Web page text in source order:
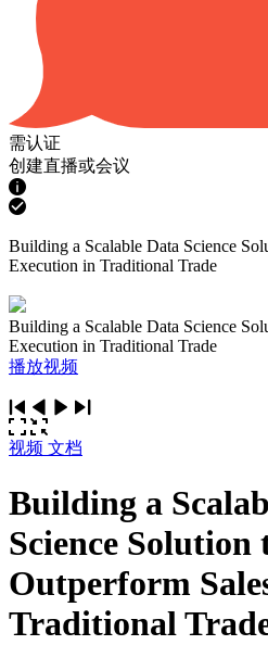
需认证
创建直播或会议
Building a Scalable Data Science
Execution in Traditional Trade
Building a Scalable Data Science
Execution in Traditional Trade
播放视频
视频 文档
Building a
Science Solution
Outperform
Traditional